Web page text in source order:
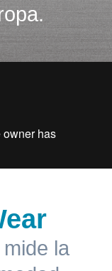
la